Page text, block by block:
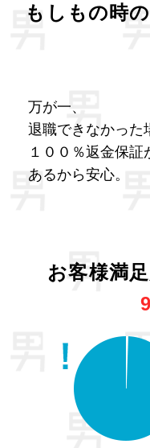
もしもの時の
万が一、
退職できなかった
１００％返金保証
あるから安心。
お客様満